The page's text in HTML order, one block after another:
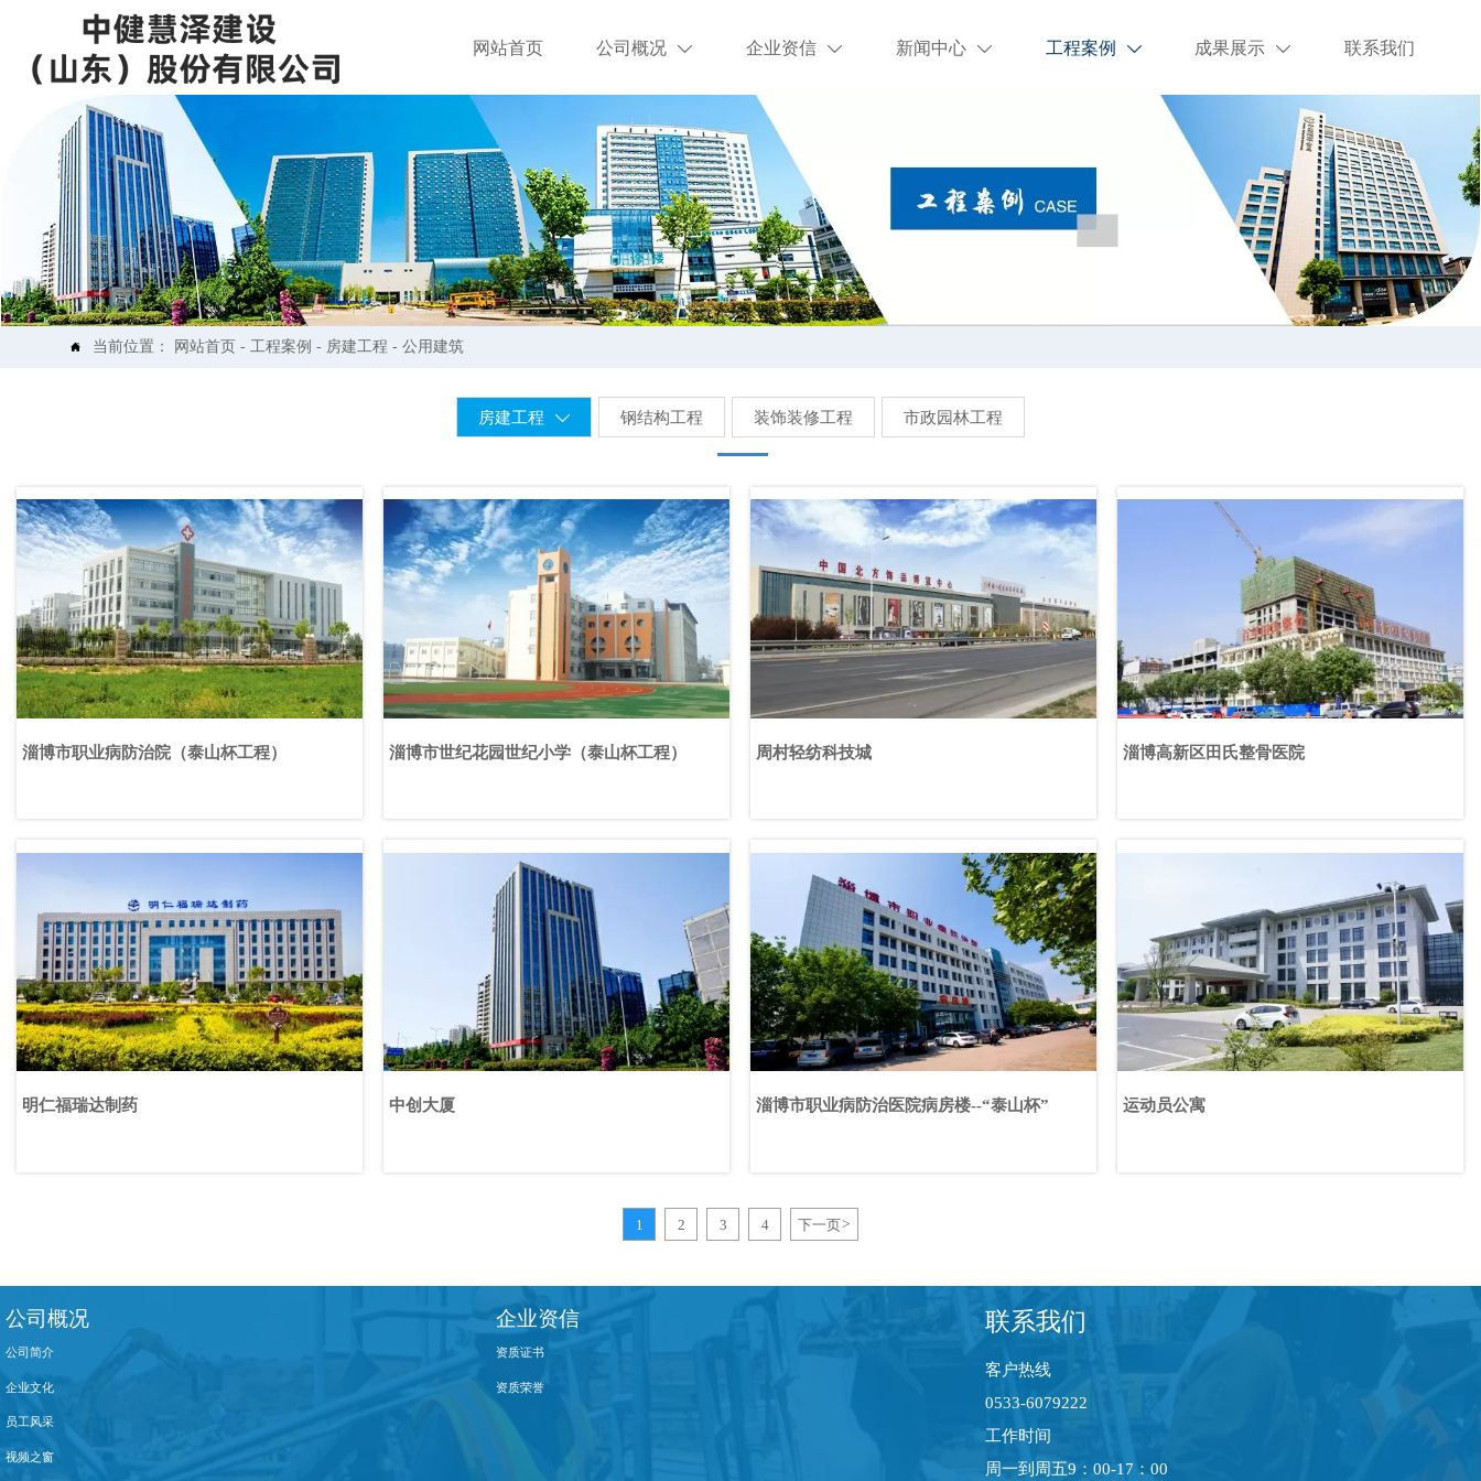
网站首页 公司概况  企业资信  新闻中心  工程案例  成果展示  联系我们
 当前位置： 网站首页- 工程案例 - 房建工程 - 公用建筑
房建工程  钢结构工程 装饰装修工程 市政园林工程
淄博市职业病防治院（泰山杯工程） 淄博市世纪花园世纪小学（泰山杯工程） 周村轻纺科技城 淄博高新区田氏整骨医院
明仁福瑞达制药 中创大厦 淄博市职业病防治医院病房楼--“泰山杯” 运动员公寓
1 2 3 4 下一页>
公司概况
公司简介
企业文化
员工风采
视频之窗
企业资信
资质证书
资质荣誉
联系我们
客户热线
0533-6079222
工作时间
周一到周五9：00-17：00